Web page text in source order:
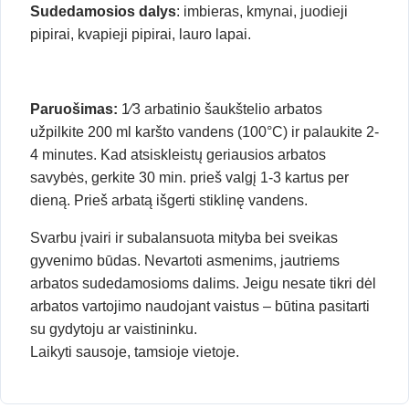
Sudedamosios dalys: imbieras, kmynai, juodieji
pipirai, kvapieji pipirai, lauro lapai.
Paruošimas: 1⁄3 arbatinio šaukštelio arbatos
užpilkite 200 ml karšto vandens (100°C) ir palaukite 2-
4 minutes. Kad atsiskleistų geriausios arbatos
savybės, gerkite 30 min. prieš valgį 1-3 kartus per
dieną. Prieš arbatą išgerti stiklinę vandens.
Svarbu įvairi ir subalansuota mityba bei sveikas
gyvenimo būdas. Nevartoti asmenims, jautriems
arbatos sudedamosioms dalims. Jeigu nesate tikri dėl
arbatos vartojimo naudojant vaistus – būtina pasitarti
su gydytoju ar vaistininku.
Laikyti sausoje, tamsioje vietoje.